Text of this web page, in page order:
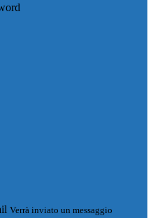
Verrà inviato un messaggio